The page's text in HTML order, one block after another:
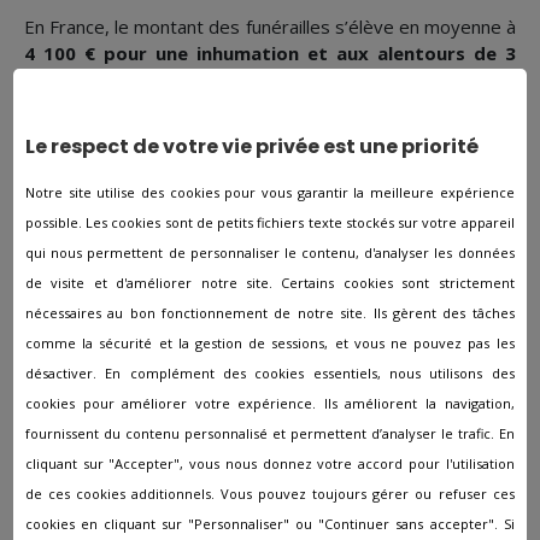
En France, le montant des funérailles s’élève en moyenne à
4 100 € pour une inhumation et aux alentours de 3
Une partie des offres sont imposées comme l’achat d’un
cercueil avec quatre poignées ou l'utilisation d'un véhicule
agréé avec chauffeur pour le transport du corps du défunt
alors que d’autres sont facultatives et découlent de vos
part de décès, maître de cérémonie…).
Pour que vous puissiez avoir une estimation des frais
d’obsèques, la sociétéPFG - Services Funérairesréalise
des devis personnalisés en fonction de vos volontés.
Emplacement de l’agence PFG -
Services Funéraires
Le respect de votre vie privée est une priorité
Notre site utilise des cookies pour vous garantir la meilleure expérience
possible. Les cookies sont de petits fichiers texte stockés sur votre appareil
qui nous permettent de personnaliser le contenu, d'analyser les données
de visite et d'améliorer notre site. Certains cookies sont strictement
nécessaires au bon fonctionnement de notre site. Ils gèrent des tâches
comme la sécurité et la gestion de sessions, et vous ne pouvez pas les
désactiver. En complément des cookies essentiels, nous utilisons des
cookies pour améliorer votre expérience. Ils améliorent la navigation,
fournissent du contenu personnalisé et permettent d’analyser le trafic. En
cliquant sur "Accepter", vous nous donnez votre accord pour l'utilisation
de ces cookies additionnels. Vous pouvez toujours gérer ou refuser ces
cookies en cliquant sur "Personnaliser" ou "Continuer sans accepter". Si